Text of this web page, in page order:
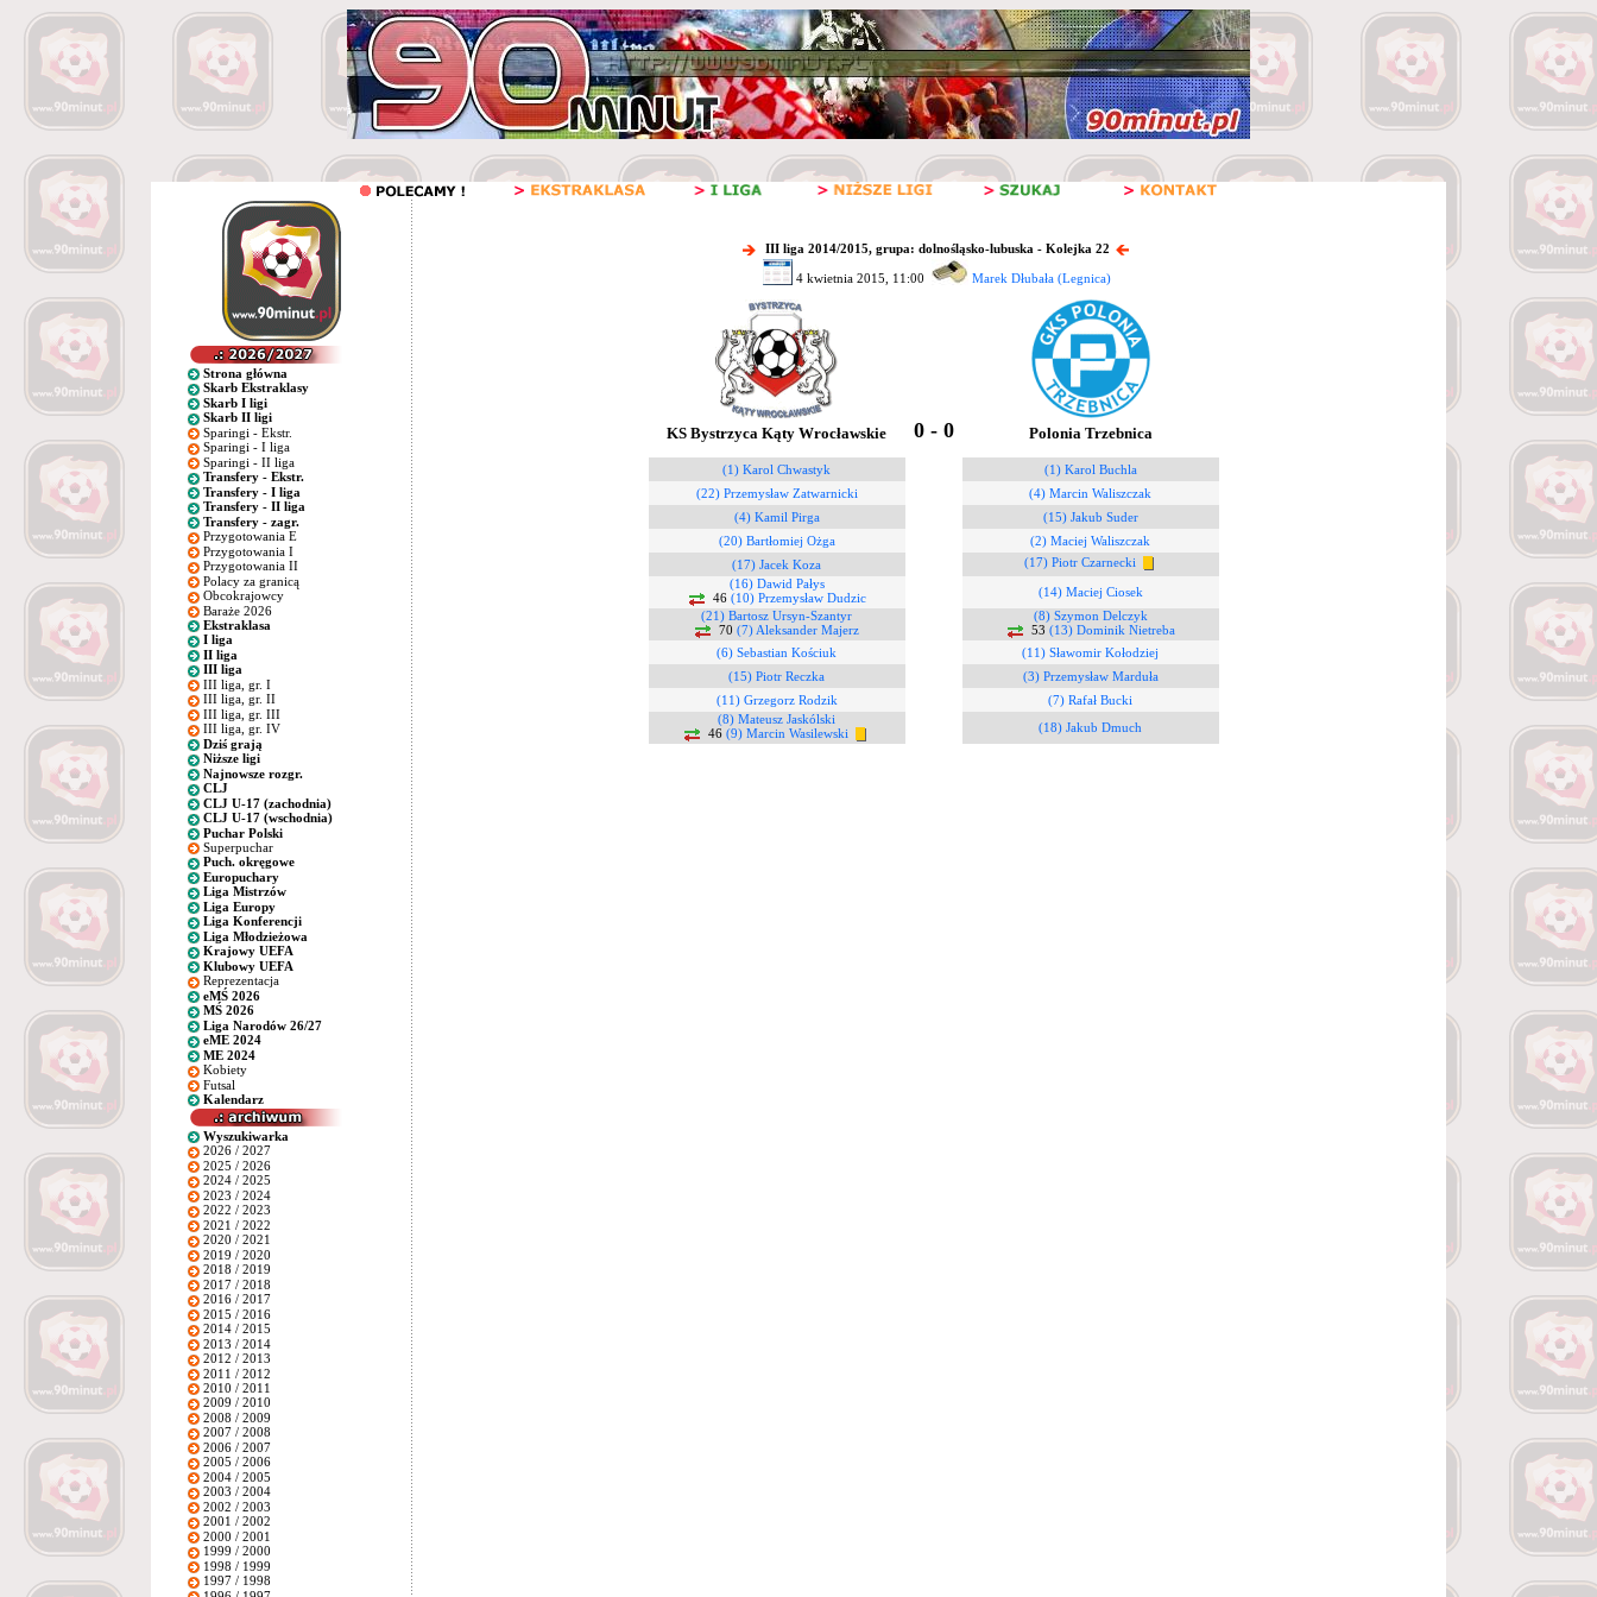
Strona główna
Skarb Ekstraklasy
Skarb I ligi
Skarb II ligi
Sparingi - Ekstr.
Sparingi - I liga
Sparingi - II liga
Transfery - Ekstr.
Transfery - I liga
Transfery - II liga
Transfery - zagr.
Przygotowania E
Przygotowania I
Przygotowania II
Polacy za granicą
Obcokrajowcy
Baraże 2026
Ekstraklasa
I liga
II liga
III liga
III liga, gr. I
III liga, gr. II
III liga, gr. III
III liga, gr. IV
Dziś grają
Niższe ligi
Najnowsze rozgr.
CLJ
CLJ U-17 (zachodnia)
CLJ U-17 (wschodnia)
Puchar Polski
Superpuchar
Puch. okręgowe
Europuchary
Liga Mistrzów
Liga Europy
Liga Konferencji
Liga Młodzieżowa
Krajowy UEFA
Klubowy UEFA
Reprezentacja
eMŚ 2026
MŚ 2026
Liga Narodów 26/27
eME 2024
ME 2024
Kobiety
Futsal
Kalendarz
Wyszukiwarka
2026 / 2027
2025 / 2026
2024 / 2025
2023 / 2024
2022 / 2023
2021 / 2022
2020 / 2021
2019 / 2020
2018 / 2019
2017 / 2018
2016 / 2017
2015 / 2016
2014 / 2015
2013 / 2014
2012 / 2013
2011 / 2012
2010 / 2011
2009 / 2010
2008 / 2009
2007 / 2008
2006 / 2007
2005 / 2006
2004 / 2005
2003 / 2004
2002 / 2003
2001 / 2002
2000 / 2001
1999 / 2000
1998 / 1999
1997 / 1998
III liga 2014/2015, grupa: dolnośląsko-lubuska - Kolejka 22
4 kwietnia 2015, 11:00 Marek Dłubała (Legnica)
KS Bystrzyca Kąty Wrocławskie 0 - 0 Polonia Trzebnica
(1) Karol Chwastyk
(1) Karol Buchla
(22) Przemysław Zatwarnicki
(4) Marcin Waliszczak
(4) Kamil Pirga
(15) Jakub Suder
(20) Bartłomiej Ożga
(2) Maciej Waliszczak
(17) Jacek Koza
(17) Piotr Czarnecki
(16) Dawid Pałys
46 (10) Przemysław Dudzic
(14) Maciej Ciosek
(21) Bartosz Ursyn-Szantyr
70 (7) Aleksander Majerz
(8) Szymon Delczyk
53 (13) Dominik Nietreba
(6) Sebastian Kościuk
(11) Sławomir Kołodziej
(15) Piotr Reczka
(3) Przemysław Marduła
(11) Grzegorz Rodzik
(7) Rafał Bucki
(8) Mateusz Jaskólski
46 (9) Marcin Wasilewski (18) Jakub Dmuch